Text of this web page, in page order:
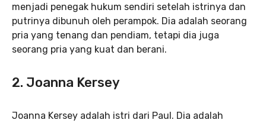
menjadi penegak hukum sendiri setelah istrinya dan
putrinya dibunuh oleh perampok. Dia adalah seorang
pria yang tenang dan pendiam, tetapi dia juga
seorang pria yang kuat dan berani.
2. Joanna Kersey
Joanna Kersey adalah istri dari Paul. Dia adalah